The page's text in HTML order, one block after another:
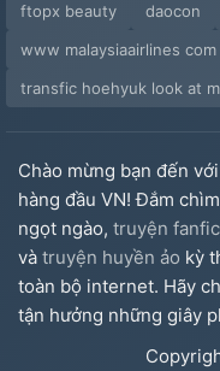
ftopx beauty
daocon
www malaysiaairlines
transfic hoehyuk look at
Chào mừng bạn đến
hàng đầu VN! Đắm
ngọt ngào, truyện
và truyện huyền ảo kỳ
toàn bộ internet. Hãy
tận hưởng những giây